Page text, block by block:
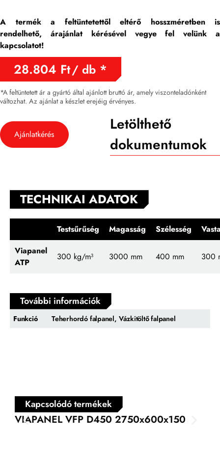
A termék a feltüntetettől eltérő hosszméretben is
rendelhető, árajánlat kérésével vegye fel velünk a
kapcsolatot!
28.804 Ft/ db
*A feltüntetett ár a gyártó által ajánlott bruttó ár, amely viszonteladónként
változhat. Az ajánlat a készlet erejéig érvényes.
Ajánlatkérés
Letölthető
dokumentumok
TECHNIKAI ADATOK
Testsűrűség Magasság Szélesség
Viapanel
ATP
300 kg/m³ 3000 mm 400 mm 300
További információk
Funkció Teherhordó falpanel, Vázkitöltő falpanel
Kapcsolódó termékek
VIAPANEL VFP D450 2750x600x150